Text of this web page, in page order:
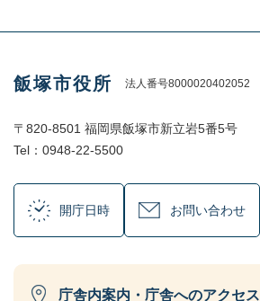
飯塚市役所 法人番号8000020402052
〒820-8501 福岡県飯塚市新立岩5番5号
Tel：0948-22-5500
開庁日時 お問い合わせ
庁舎内案内・庁舎へのアクセス